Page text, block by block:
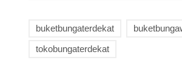
buketbungaterdekat
tokobungaterdekat